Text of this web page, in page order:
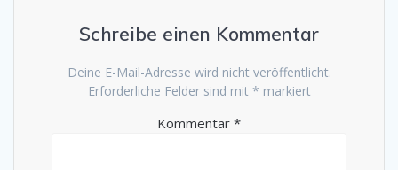
Schreibe einen Kommentar
Deine E-Mail-Adresse wird nicht veröffentlicht.
Erforderliche Felder sind mit * markiert
Kommentar *